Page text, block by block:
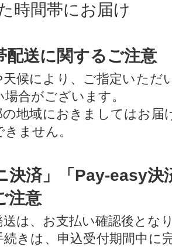
時間帯にお届け
配送に関するご注意
候により、ご指定いただ
合がございます。
地域におきましてはお届
ません。
決済」「Pay-easy決
注意
は、お支払い確認後とな
きは、申込受付期間中に